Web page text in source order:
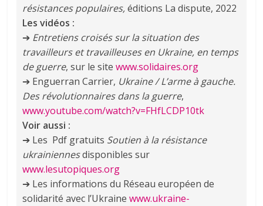
résistances populaires,éditions La dispute, 2022
Les vidéos :
➔ Entretiens croisés sur la situation des
travailleurs et travailleuses en Ukraine, en temps
de guerre, sur le sitewww.solidaires.org
➔ Enguerran Carrier, Ukraine / L’arme à gauche.
Des révolutionnaires dans la guerre,
www.youtube.com/watch?v=FHfLCDP10tk
Voir aussi :
➔ Les Pdf gratuits Soutien à la résistance
ukrainiennesdisponibles sur
www.lesutopiques.org
➔ Les informations du Réseau européen de
solidarité avec l’Ukrainewww.ukraine-